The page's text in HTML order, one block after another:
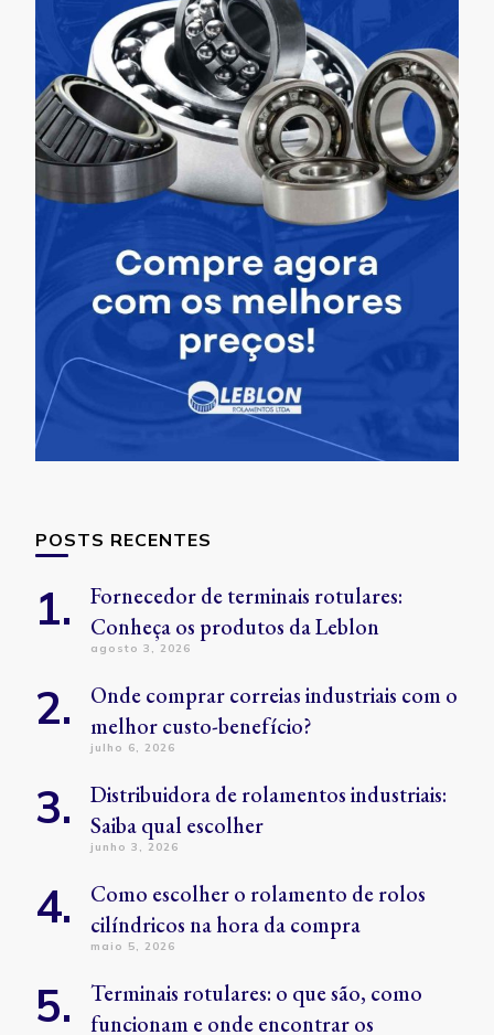
POSTS RECENTES
Fornecedor de terminais rotulares:
Conheça os produtos da Leblon
agosto 3, 2026
Onde comprar correias industriais com o
melhor custo-benefício?
julho 6, 2026
Distribuidora de rolamentos industriais:
Saiba qual escolher
junho 3, 2026
Como escolher o rolamento de rolos
cilíndricos na hora da compra
maio 5, 2026
Terminais rotulares: o que são, como
funcionam e onde encontrar os